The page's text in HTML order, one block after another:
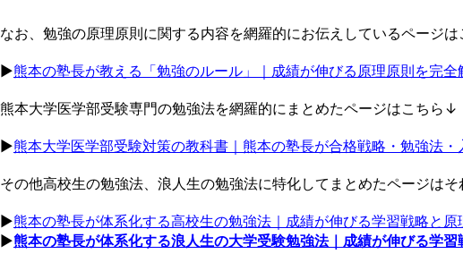
なお、勉強の原理原則に関する内容を網羅的にお伝えしているページ
▶︎熊本の塾長が教える「勉強のルール」｜成績が伸びる原理原則を完全
熊本大学医学部受験専門の勉強法を網羅的にまとめたページはこちら↓
▶︎熊本大学医学部受験対策の教科書｜熊本の塾長が合格戦略・勉強法
その他高校生の勉強法、浪人生の勉強法に特化してまとめたページは
▶︎熊本の塾長が体系化する高校生の勉強法｜成績が伸びる学習戦略と
▶︎熊本の塾長が体系化する浪人生の大学受験勉強法｜成績が伸びる学